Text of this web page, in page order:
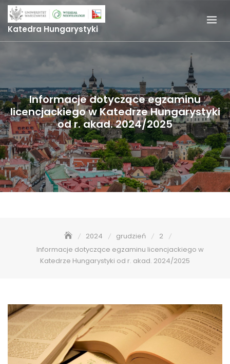
Skip
content
Katedra Hungarystyki
Informacje dotyczące egzaminu
licencjackiego w Katedrze Hungarystyki
od r. akad. 2024/2025
2024 grudzień
2
Informacje dotyczące egzaminu licencjackiego w
Katedrze Hungarystyki od r. akad. 2024/2025